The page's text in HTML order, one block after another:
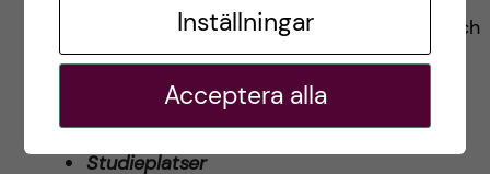
i Solna, alternativt Zanderska huset plan 3, 4 och
5 eller Alfred Nobels Allé 8 nära biblioteket i
Flemingsberg.
Studieplatser
Inställningar
Acceptera alla